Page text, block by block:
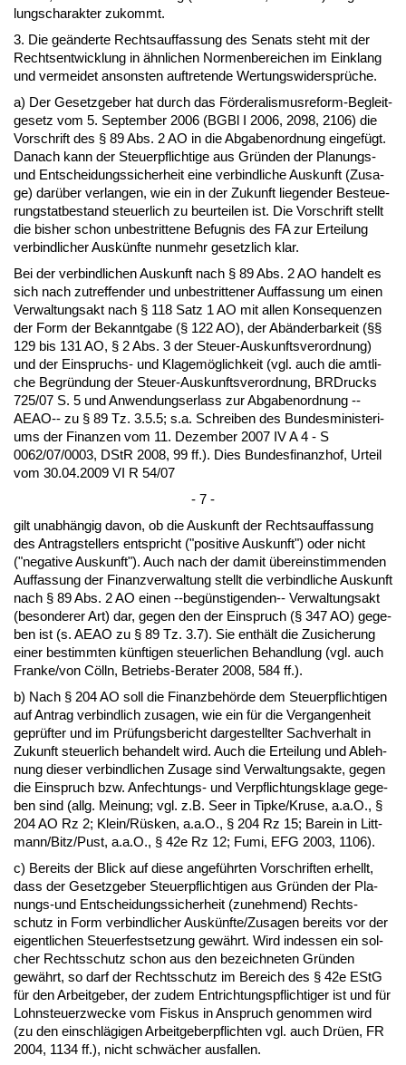
lungs­cha­rak­ter zu­kommt.
3. Die geänder­te Rechts­auf­fas­sung des Se­nats steht mit der
Rechts­ent­wick­lung in ähn­li­chen Nor­men­be­rei­chen im Ein­klang
und ver­mei­det an­sons­ten auf­tre­ten­de Wer­tungs­wi­dersprüche.
a) Der Ge­setz­ge­ber hat durch das Förde­ra­lis­mus­re­form-Be­gleit­
ge­setz vom 5. Sep­tem­ber 2006 (BGBl I 2006, 2098, 2106) die
Vor­schrift des § 89 Abs. 2 AO in die Ab­ga­ben­ord­nung ein­gefügt.
Da­nach kann der Steu­er­pflich­ti­ge aus Gründen der Pla­nungs-
und Ent­schei­dungs­si­cher­heit ei­ne ver­bind­li­che Aus­kunft (Zu­sa­
ge) darüber ver­lan­gen, wie ein in der Zu­kunft lie­gen­der Be­steue­
rungs­tat­be­stand steu­er­lich zu be­ur­tei­len ist. Die Vor­schrift stellt
die bis­her schon un­be­strit­te­ne Be­fug­nis des FA zur Er­tei­lung
ver­bind­li­cher Auskünf­te nun­mehr ge­setz­lich klar.
Bei der ver­bind­li­chen Aus­kunft nach § 89 Abs. 2 AO han­delt es
sich nach zu­tref­fen­der und un­be­strit­te­ner Auf­fas­sung um ei­nen
Ver­wal­tungs­akt nach § 118 Satz 1 AO mit al­len Kon­se­quen­zen
der Form der Be­kannt­ga­be (§ 122 AO), der Abänder­bar­keit (§§
129 bis 131 AO, § 2 Abs. 3 der Steu­er-Aus­kunfts­ver­ord­nung)
und der Ein­spruchs- und Kla­gemöglich­keit (vgl. auch die amt­li­
che Be­gründung der Steu­er-Aus­kunfts­ver­ord­nung, BRDrucks
725/07 S. 5 und An­wen­dungs­er­lass zur Ab­ga­ben­ord­nung --
AEAO-- zu § 89 Tz. 3.5.5; s.a. Schrei­ben des Bun­des­mi­nis­te­ri­
ums der Fi­nan­zen vom 11. De­zem­ber 2007 IV A 4 - S
0062/07/0003, DStR 2008, 99 ff.). Dies Bun­des­fi­nanz­hof, Ur­teil
vom 30.04.2009 VI R 54/07
- 7 -
gilt un­abhängig da­von, ob die Aus­kunft der Rechts­auf­fas­sung
des An­trag­stel­lers ent­spricht ("po­si­ti­ve Aus­kunft") oder nicht
("ne­ga­ti­ve Aus­kunft"). Auch nach der da­mit übe­rein­stim­men­den
Auf­fas­sung der Fi­nanz­ver­wal­tung stellt die ver­bind­li­che Aus­kunft
nach § 89 Abs. 2 AO ei­nen --begüns­ti­gen­den-- Ver­wal­tungs­akt
(be­son­de­rer Art) dar, ge­gen den der Ein­spruch (§ 347 AO) ge­ge­
ben ist (s. AEAO zu § 89 Tz. 3.7). Sie enthält die Zu­si­che­rung
ei­ner be­stimm­ten künf­ti­gen steu­er­li­chen Be­hand­lung (vgl. auch
Fran­ke/von Cölln, Be­triebs-Be­ra­ter 2008, 584 ff.).
b) Nach § 204 AO soll die Fi­nanz­behörde dem Steu­er­pflich­ti­gen
auf An­trag ver­bind­lich zu­sa­gen, wie ein für die Ver­gan­gen­heit
ge­prüfter und im Prüfungs­be­richt dar­ge­stell­ter Sach­ver­halt in
Zu­kunft steu­er­lich be­han­delt wird. Auch die Er­tei­lung und Ab­leh­
nung die­ser ver­bind­li­chen Zu­sa­ge sind Ver­wal­tungs­ak­te, ge­gen
die Ein­spruch bzw. An­fech­tungs- und Ver­pflich­tungs­kla­ge ge­ge­
ben sind (allg. Mei­nung; vgl. z.B. Seer in Tip­ke/Kru­se, a.a.O., §
204 AO Rz 2; Klein/Rüsken, a.a.O., § 204 Rz 15; Bar­ein in Litt­
mann/Bitz/Pust, a.a.O., § 42e Rz 12; Fu­mi, EFG 2003, 1106).
c) Be­reits der Blick auf die­se an­geführ­ten Vor­schrif­ten er­hellt,
dass der Ge­setz­ge­ber Steu­er­pflich­ti­gen aus Gründen der Pla­
nungs-und Ent­schei­dungs­si­cher­heit (zu­neh­mend) Rechts­
schutz in Form ver­bind­li­cher Auskünf­te/Zu­sa­gen be­reits vor der
ei­gent­li­chen Steu­er­fest­set­zung gewährt. Wird in­des­sen ein sol­
cher Rechts­schutz schon aus den be­zeich­ne­ten Gründen
gewährt, so darf der Rechts­schutz im Be­reich des § 42e EStG
für den Ar­beit­ge­ber, der zu­dem Ent­rich­tungs­pflich­ti­ger ist und für
Lohn­steu­er­zwe­cke vom Fis­kus in An­spruch ge­nom­men wird
(zu den ein­schlägi­gen Ar­beit­ge­ber­pflich­ten vgl. auch Drüen, FR
2004, 1134 ff.), nicht schwächer aus­fal­len.